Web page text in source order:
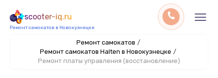
scooter-iq.ru
Ремонт самокатов в Новокузнецке
Ремонт самокатов /
Ремонт самокатов Halten в Новокузнецке /
Ремонт платы управления (восстановление)